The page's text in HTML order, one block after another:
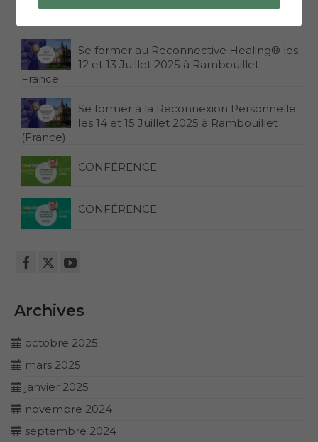
La Reconnexion Conférence – Salon Zen
Se former au Reconnective Healing® les
12 et 13 Juillet 2025 à Rambouillet –
France
Se former à la Reconnexion Personnelle
les 14 et 15 Juillet 2025 à Rambouillet
(France)
CONFÉRENCE
CONFÉRENCE
Archives
octobre 2025
mars 2025
janvier 2025
novembre 2024
septembre 2024